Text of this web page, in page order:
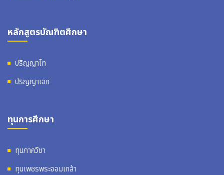
หลักสูตรบัณฑิตศึกษา
ปริญญาโท
ปริญญาเอก
ทุนการศึกษา
ทุนภาควิชา
ทุนเพชรพระจอมเกล้า